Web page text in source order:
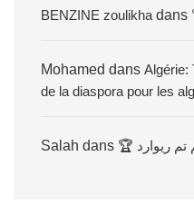
BENZINE zoulikha dans
Mohamed dans Algérie:
de la diaspora pour les
Salah dans تم ريوارد